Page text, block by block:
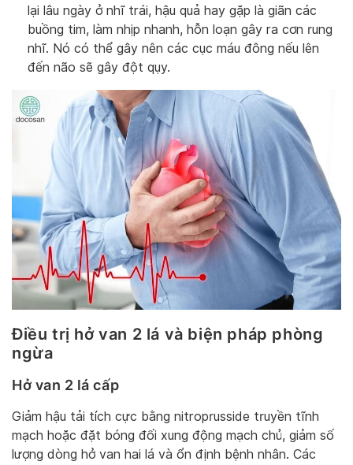
lại lâu ngày ở nhĩ trái, hậu quả hay gặp là giãn các
buồng tim, làm nhịp nhanh, hỗn loạn gây ra cơn rung
nhĩ. Nó có thể gây nên các cục máu đông nếu lên
đến não sẽ gây đột qụy.
Điều trị hở van 2 lá và biện pháp phòng
ngừa
Hở van 2 lá cấp
Giảm hậu tải tích cực bằng nitroprusside truyền tĩnh
mạch hoặc đặt bóng đối xung động mạch chủ, giảm số
lượng dòng hở van hai lá và ổn định bệnh nhân. Các